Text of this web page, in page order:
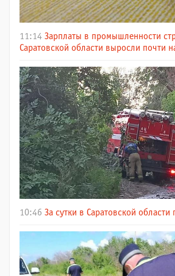
11:14 Зарплаты в промышленности
Саратовской области выросли почти
10:46 За сутки в Саратовской